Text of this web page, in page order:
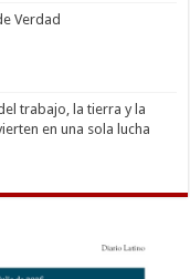
Verdad
trabajo, la tierra y la
en una sola lucha